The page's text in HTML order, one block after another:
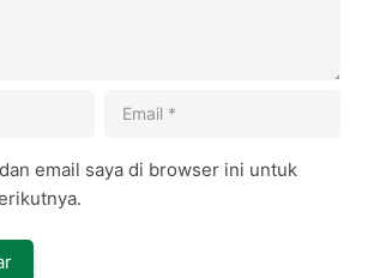
email saya di browser ini untuk